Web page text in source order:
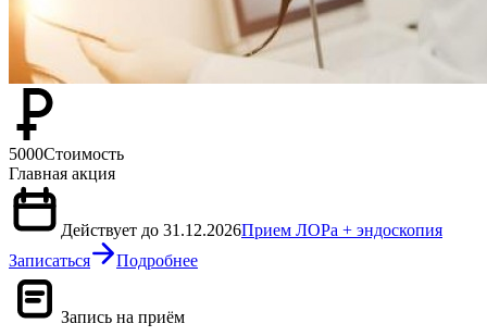
5000Стоимость
Главная акция
Действует до 31.12.2026Прием ЛОРа + эндоскопия
Записаться
Подробнее
Запись на приём